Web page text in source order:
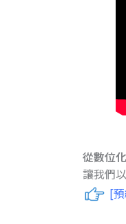
從數位
讓我們
[